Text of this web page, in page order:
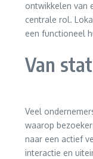
ontwikkelen van
centrale rol.
een functioneel
Van
Veel
waarop
naar een actief
interactie en